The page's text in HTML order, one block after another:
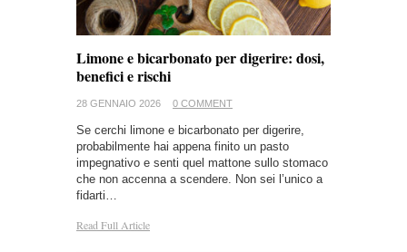
Limone e bicarbonato per digerire: dosi,
benefici e rischi
28 GENNAIO 2026 0 COMMENT
Se cerchi limone e bicarbonato per digerire,
probabilmente hai appena finito un pasto
impegnativo e senti quel mattone sullo stomaco
che non accenna a scendere. Non sei l’unico a
fidarti…
Read Full Article